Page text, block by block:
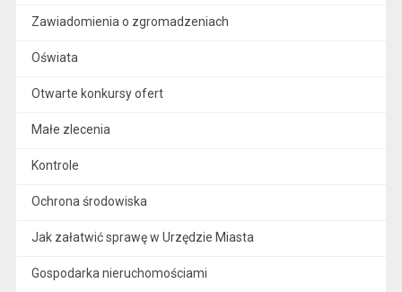
Zawiadomienia o zgromadzeniach
Oświata
Otwarte konkursy ofert
Małe zlecenia
Kontrole
Ochrona środowiska
Jak załatwić sprawę w Urzędzie Miasta
Gospodarka nieruchomościami